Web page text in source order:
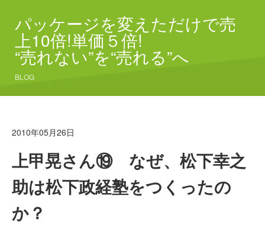
パッケージを変えただけで売
上10倍!単価５倍!
“売れない”を“売れる”へ
BLOG
2010年05月26日
上甲晃さん⑲ なぜ、松下幸之
助は松下政経塾をつくったの
か？